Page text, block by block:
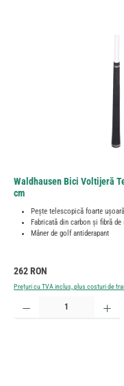
Waldhausen Bici Voltijeră
cm
Pește telescopică foarte ușoară
Fabricată din carbon și fibră
Mâner de golf antiderapant
Preț obișnuit:
262 RON
Prețuri cu TVA inclus, plus costuri de
Cantitate produs: Introduceți